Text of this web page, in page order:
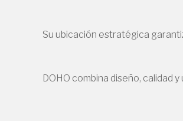
Su ubicación estratégica
DOHO combina diseño, calidad